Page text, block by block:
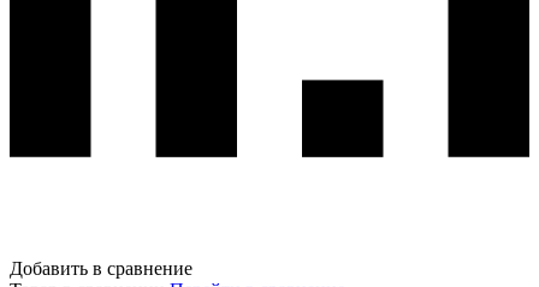
Добавить в сравнение